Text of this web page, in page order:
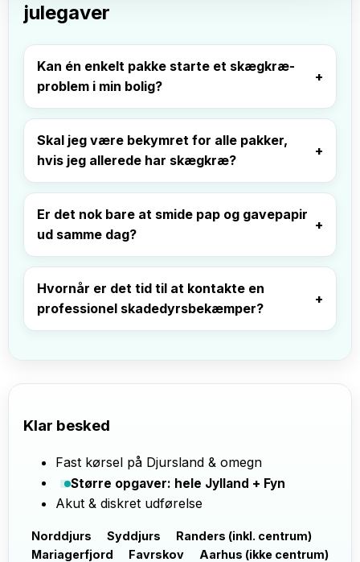
julegaver
Kan én enkelt pakke starte et skægkræ-
problem i min bolig?
Skal jeg være bekymret for alle pakker,
hvis jeg allerede har skægkræ?
Er det nok bare at smide pap og gavepapir
ud samme dag?
Hvornår er det tid til at kontakte en
professionel skadedyrsbekæmper?
Klar besked
Fast kørsel på Djursland & omegn
Større opgaver: hele Jylland + Fyn
Akut & diskret udførelse
Norddjurs Syddjurs
Randers (inkl. centrum)
Mariagerfjord
Favrskov Aarhus (ikke centrum)